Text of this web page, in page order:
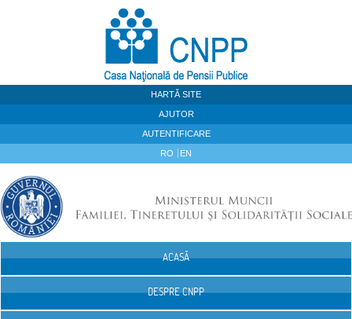
HARTĂ SITE
AJUTOR
AUTENTIFICARE
RO EN
ACASĂ
DESPRE CNPP